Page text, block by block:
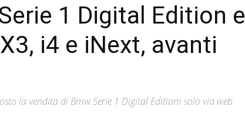
1 Digital Edition e
i4 e iNext, avanti
la vendita di Bmw Serie 1 Digital Editiom solo via web